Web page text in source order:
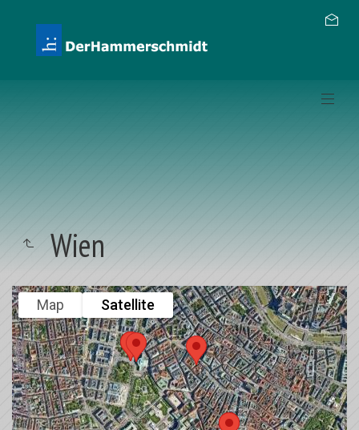
Wien
Map Satellite